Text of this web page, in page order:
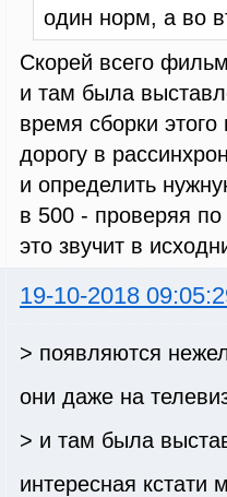
один норм, а во
Скорей всего
и там была
время сборки
дорогу в
и определить
в 500 - проверяя по
это звучит в
19-10-2018
> появляются
они даже на
> и там была
интересная кстати